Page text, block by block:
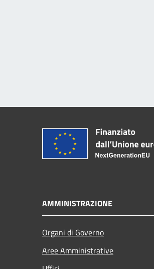
AMMINISTRAZIONE
Organi di Governo
Aree Amministrative